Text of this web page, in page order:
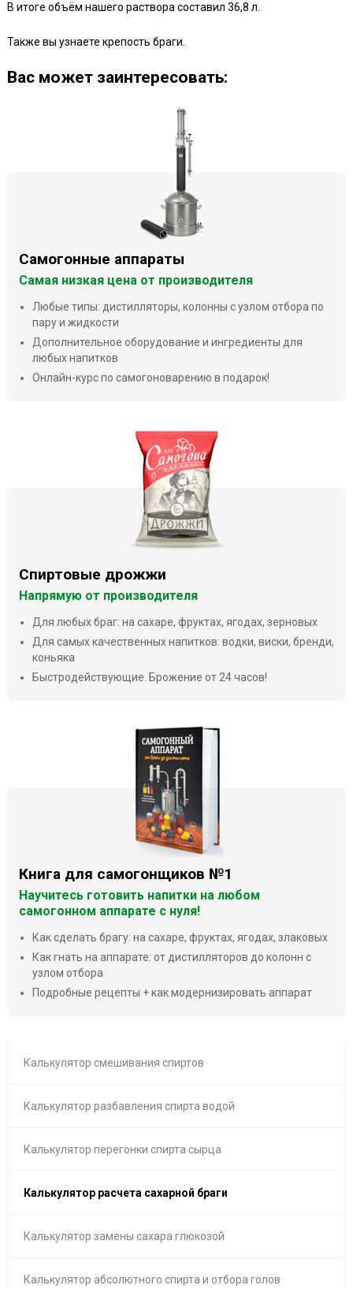
Калькулятор смешивания спиртов
Калькулятор разбавления спирта водой
Калькулятор перегонки спирта сырца
Калькулятор расчета сахарной браги
Калькулятор замены сахара глюкозой
Калькулятор абсолютного спирта и отбора голов
В итоге объём нашего раствора составил 36,8 л.
Также вы узнаете крепость браги.
Ваc может заинтересовать:
Самогонные аппараты
Самая низкая цена от производителя
Любые типы: дистилляторы, колонны с узлом отбора по
пару и жидкости
Дополнительное оборудование и ингредиенты для
любых напитков
Онлайн-курс по самогоноварению в подарок!
Спиртовые дрожжи
Напрямую от производителя
Для любых браг: на сахаре, фруктах, ягодах, зерновых
Для самых качественных напитков: водки, виски, бренди,
коньяка
Быстродействующие. Брожение от 24 часов!
Книга для самогонщиков №1
Научитесь готовить напитки на любом
самогонном аппарате с нуля!
Как сделать брагу: на сахаре, фруктах, ягодах, злаковых
Как гнать на аппарате: от дистилляторов до колонн с
узлом отбора
Подробные рецепты + как модернизировать аппарат